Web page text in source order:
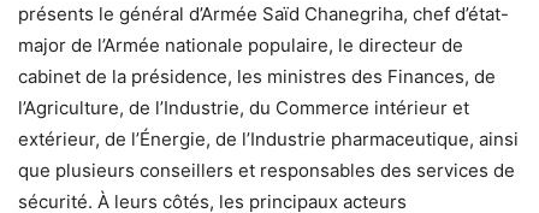
présents le général d’Armée Saïd Chanegriha, chef d’état-
major de l’Armée nationale populaire, le directeur de
cabinet de la présidence, les ministres des Finances, de
l’Agriculture, de l’Industrie, du Commerce intérieur et
extérieur, de l’Énergie, de l’Industrie pharmaceutique, ainsi
que plusieurs conseillers et responsables des services de
sécurité. À leurs côtés, les principaux acteurs